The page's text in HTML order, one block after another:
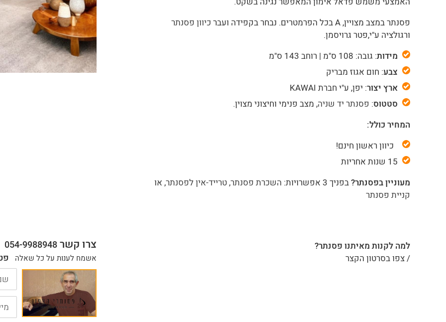
פסנתר במצב מצויין, A בכל הפרמטרים. נבחר בקפידה ועבר
כיוון פסנתר
ורגולציה ע"י,פטר גרויסמן.
מידות: גובה: 108 ס"מ | רוחב 143 ס"מ
צבע: חום אגוז מבריק
ארץ יצור: יפן, ע"י חברת KAWAI
סטטוס: פסנתר יד שניה, מצב פנימי וחיצוני מצוין.
המחיר כולל:
כיוון ראשון חינם!
15 שנות אחריות
מעוניין בפסנתר?בפניך 3 אפשרויות: השכרת פסנתר,טרייד-אין לפסנתר, או
קניית פסנתר
למה לקנות מאיתנו פסנתר?
/ צפו בסרטון הקצר
צרו קשר054-9988948
אשמח לענות על כל שאלה